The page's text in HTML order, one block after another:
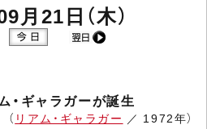
月21日（木）
・ギャラガーが誕生
（ リアム・ギャラガー ／ 1972年）